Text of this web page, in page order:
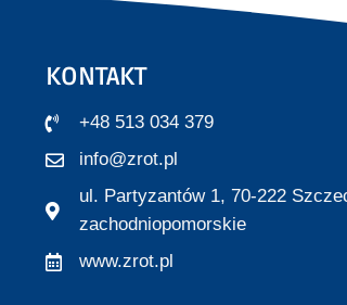
KONTAKT
+48 513 034 379
info@zrot.pl
ul. Partyzantów 1, 70-222
zachodniopomorskie
www.zrot.pl